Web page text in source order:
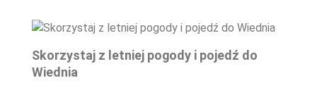
Skorzystaj z letniej pogody i pojedź do
Wiednia